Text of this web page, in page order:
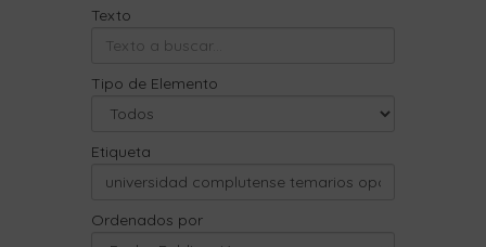
Texto
Tipo de Elemento
Etiqueta
Ordenados por